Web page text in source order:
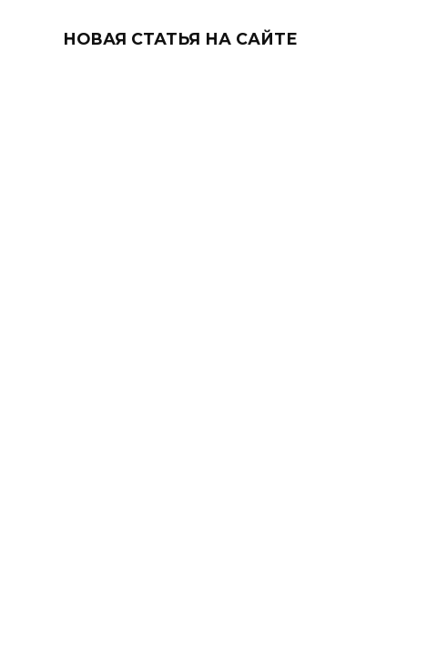
НОВАЯ СТАТЬЯ НА САЙТЕ